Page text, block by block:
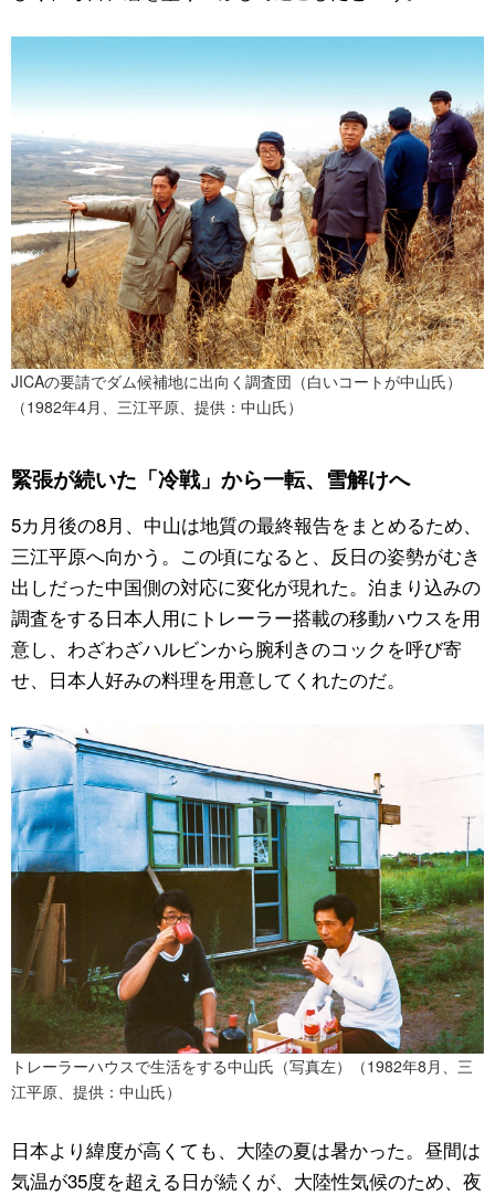
JICAの要請でダム候補地に出向く調査団（白いコートが中山氏）
（1982年4月、三江平原、提供：中山氏）
緊張が続いた「冷戦」から一転、雪解けへ
5カ月後の8月、中山は地質の最終報告をまとめるため、
三江平原へ向かう。この頃になると、反日の姿勢がむき
出しだった中国側の対応に変化が現れた。泊まり込みの
調査をする日本人用にトレーラー搭載の移動ハウスを用
意し、わざわざハルビンから腕利きのコックを呼び寄
せ、日本人好みの料理を用意してくれたのだ。
トレーラーハウスで生活をする中山氏（写真左）（1982年8月、三
江平原、提供：中山氏）
日本より緯度が高くても、大陸の夏は暑かった。昼間は
気温が35度を超える日が続くが、大陸性気候のため、夜